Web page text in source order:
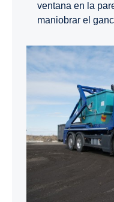
ventana en la
maniobrar el